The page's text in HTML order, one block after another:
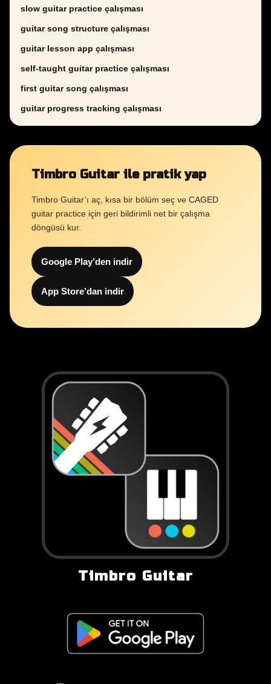
slow guitar practice çalışması
guitar song structure çalışması
guitar lesson app çalışması
self-taught guitar practice çalışması
first guitar song çalışması
guitar progress tracking çalışması
Timbro Guitar ile pratik yap
Timbro Guitar’ı aç, kısa bir bölüm seç ve CAGED
guitar practice için geri bildirimli net bir çalışma
döngüsü kur.
Google Play’den indir
App Store’dan indir
Timbro Guitar